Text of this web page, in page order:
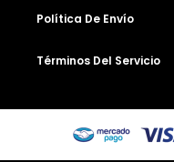
Política De Envío
Términos Del Servicio